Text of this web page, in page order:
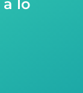
a lo